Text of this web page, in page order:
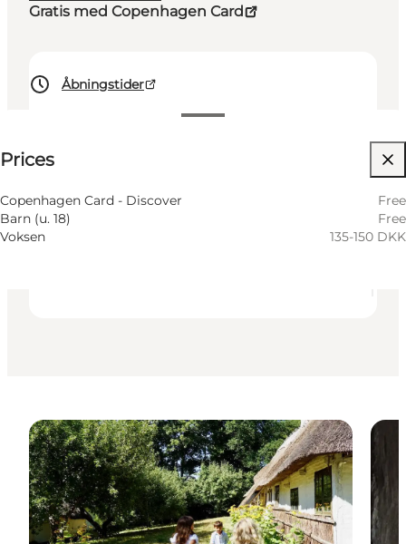
Gratis med Copenhagen Card
Åbningstider
Prices
Copenhagen Card - Discover
Free
Barn (u. 18)
Free
Voksen
135-150 DKK
⌘
Accessibility